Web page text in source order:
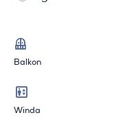
Balkon
Winda